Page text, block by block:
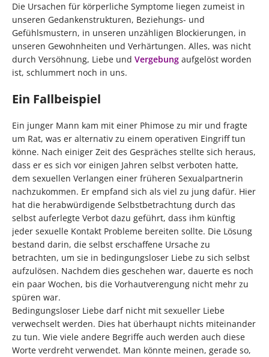
Die Ursachen für körperliche Symptome liegen zumeist in
unseren Gedankenstrukturen, Beziehungs- und
Gefühlsmustern, in unseren unzähligen Blockierungen, in
unseren Gewohnheiten und Verhärtungen. Alles, was nicht
durch Versöhnung, Liebe und Vergebung aufgelöst worden
ist, schlummert noch in uns.
Ein Fallbeispiel
Ein junger Mann kam mit einer Phimose zu mir und fragte
um Rat, was er alternativ zu einem operativen Eingriff tun
könne. Nach einiger Zeit des Gespräches stellte sich heraus,
dass er es sich vor einigen Jahren selbst verboten hatte,
dem sexuellen Verlangen einer früheren Sexualpartnerin
nachzukommen. Er empfand sich als viel zu jung dafür. Hier
hat die herabwürdigende Selbstbetrachtung durch das
selbst auferlegte Verbot dazu geführt, dass ihm künftig
jeder sexuelle Kontakt Probleme bereiten sollte. Die Lösung
bestand darin, die selbst erschaffene Ursache zu
betrachten, um sie in bedingungsloser Liebe zu sich selbst
aufzulösen. Nachdem dies geschehen war, dauerte es noch
ein paar Wochen, bis die Vorhautverengung nicht mehr zu
spüren war.
Bedingungsloser Liebe darf nicht mit sexueller Liebe
verwechselt werden. Dies hat überhaupt nichts miteinander
zu tun. Wie viele andere Begriffe auch werden auch diese
Worte verdreht verwendet. Man könnte meinen, gerade so,